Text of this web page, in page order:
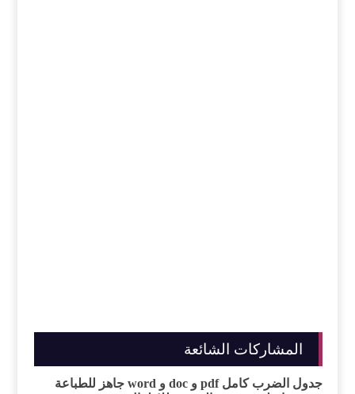
المشاركات الشائعة
جدول الضرب كامل pdf و doc و word جاهز للطباعة